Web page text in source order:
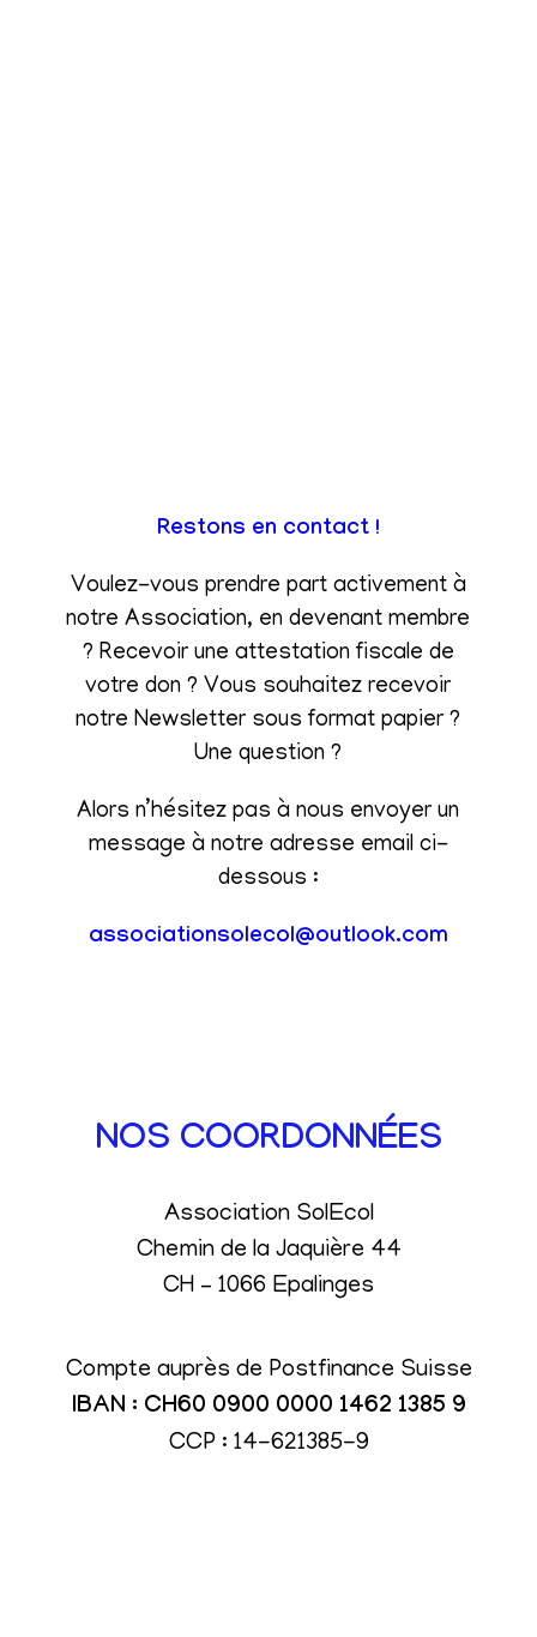
Restons en contact !
Voulez-vous prendre part activement à
notre Association, en devenant membre
? Recevoir une attestation fiscale de
votre don ? Vous souhaitez recevoir
notre Newsletter sous format papier ?
Une question ?
Alors n’hésitez pas à nous envoyer un
message à notre adresse email ci-
dessous :
associationsolecol@outlook.com
NOS COORDONNÉES
Association SolEcol
Chemin de la Jaquière 44
CH – 1066 Epalinges
Compte auprès de Postfinance Suisse
IBAN : CH60 0900 0000 1462 1385 9
CCP : 14-621385-9